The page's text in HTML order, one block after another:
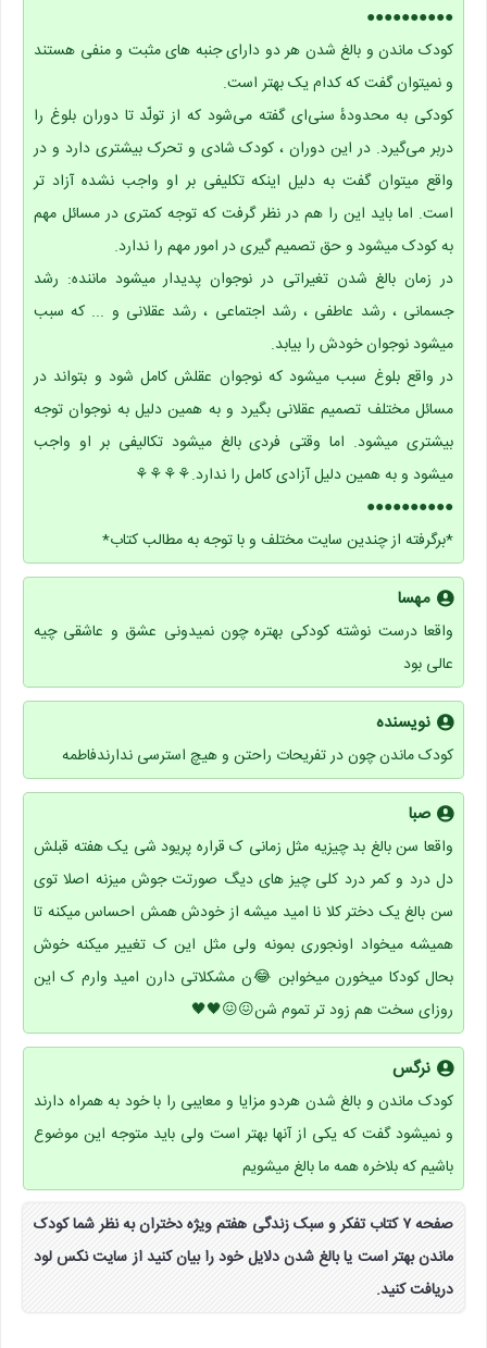
●●●●●●●●●●
کودک ماندن و بالغ شدن هر دو دارای جنبه های مثبت و منفی هستند
و نمیتوان گفت که کدام یک بهتر است.
کودکی به محدودهٔ سنی‌ای گفته می‌شود که از تولّد تا دوران بلوغ را
دربر می‌گیرد. در این دوران ، کودک شادی و تحرک بیشتری دارد و در
واقع میتوان گفت به دلیل اینکه تکلیفی بر او واجب نشده آزاد تر
است. اما باید این را هم در نظر گرفت که توجه کمتری در مسائل مهم
به کودک میشود و حق تصمیم گیری در امور مهم را ندارد.
در زمان بالغ شدن تغیراتی در نوجوان پدیدار میشود ماننده: رشد
جسمانی ، رشد عاطفی ، رشد اجتماعی ، رشد عقلانی و ... که سبب
میشود نوجوان خودش را بیابد.
در واقع بلوغ سبب میشود که نوجوان عقلش کامل شود و بتواند در
مسائل مختلف تصمیم عقلانی بگیرد و به همین دلیل به نوجوان توجه
بیشتری میشود. اما وقتی فردی بالغ میشود تکالیفی بر او واجب
میشود و به همین دلیل آزادی کامل را ندارد.⚘⚘⚘⚘
●●●●●●●●●●
*برگرفته از چندین سایت مختلف و با توجه به مطالب کتاب*
مهسا
واقعا درست نوشته کودکی بهتره چون نمیدونی عشق و عاشقی چیه
عالی بود
نویسنده
کودک ماندن چون در تفریحات راحتن و هیچ استرسی ندارندفاطمه
صبا
واقعا سن بالغ بد چیزیه مثل زمانی ک قراره پریود شی یک هفته قبلش
دل درد و کمر درد کلی چیز های دیگ صورتت جوش میزنه اصلا توی
سن بالغ یک دختر کلا نا امید میشه از خودش همش احساس میکنه تا
همیشه میخواد اونجوری بمونه ولی مثل این ک تغییر میکنه خوش
بحال کودکا میخورن میخوابن 😂ن مشکلاتی دارن امید وارم ک این
روزای سخت هم زود تر تموم شن😖😖🖤🖤
نرگس
کودک ماندن و بالغ شدن هردو مزایا و معایبی را با خود به همراه دارند
و نمیشود گفت که یکی از آنها بهتر است ولی باید متوجه این موضوع
باشیم که بلاخره همه ما بالغ میشویم
صفحه ۷ کتاب تفکر و سبک زندگی هفتم ویژه دختران به نظر شما کودک
ماندن بهتر است یا بالغ شدن دلایل خود را بیان کنید از سایت نکس لود
دریافت کنید.